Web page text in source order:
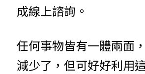
成線上諮詢。
任何事物皆有一體兩面
減少了，但可好好利用